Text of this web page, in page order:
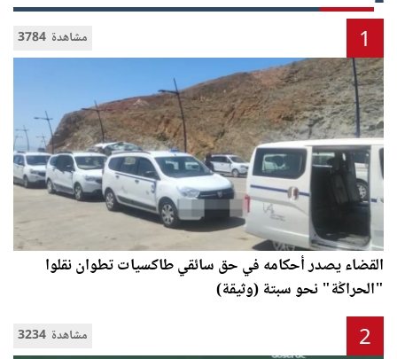
3784 مشاهدة 1
القضاء يصدر أحكامه في حق سائقي طاكسيات تطوان نقلوا
"الحراݣة" نحو سبتة (وثيقة)
3234 مشاهدة 2